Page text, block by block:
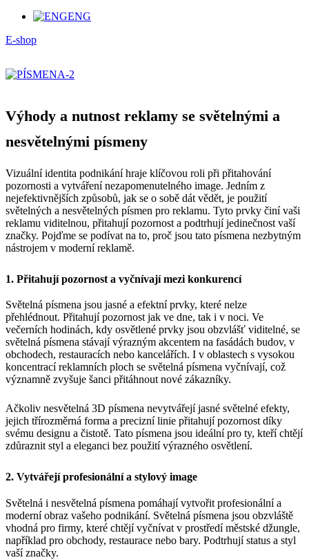
ENG
E-shop
Výhody a nutnost reklamy se světelnými a
nesvětelnými písmeny
Vizuální identita podnikání hraje klíčovou roli při přitahování
pozornosti a vytváření nezapomenutelného image. Jedním z
nejefektivnějších způsobů, jak se o sobě dát vědět, je použití
světelných a nesvětelných písmen pro reklamu. Tyto prvky činí vaši
reklamu viditelnou, přitahují pozornost a podtrhují jedinečnost vaší
značky. Pojďme se podívat na to, proč jsou tato písmena nezbytným
nástrojem v moderní reklamě.
1. Přitahují pozornost a vyčnívají mezi konkurencí
Světelná písmena jsou jasné a efektní prvky, které nelze
přehlédnout. Přitahují pozornost jak ve dne, tak i v noci. Ve
večerních hodinách, kdy osvětlené prvky jsou obzvlášť viditelné, se
světelná písmena stávají výrazným akcentem na fasádách budov, v
obchodech, restauracích nebo kancelářích. I v oblastech s vysokou
koncentrací reklamních ploch se světelná písmena vyčnívají, což
významně zvyšuje šanci přitáhnout nové zákazníky.
Ačkoliv nesvětelná 3D písmena nevytvářejí jasné světelné efekty,
jejich třírozměrná forma a precizní linie přitahují pozornost díky
svému designu a čistotě. Tato písmena jsou ideální pro ty, kteří chtějí
zdůraznit styl a eleganci bez použití výrazného osvětlení.
2. Vytvářejí profesionální a stylový image
Světelná i nesvětelná písmena pomáhají vytvořit profesionální a
moderní obraz vašeho podnikání. Světelná písmena jsou obzvláště
vhodná pro firmy, které chtějí vyčnívat v prostředí městské džungle,
například pro obchody, restaurace nebo bary. Podtrhují status a styl
vaší značky.